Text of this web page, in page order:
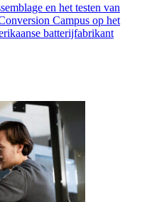
en het testen van
Campus op het
batterijfabrikant